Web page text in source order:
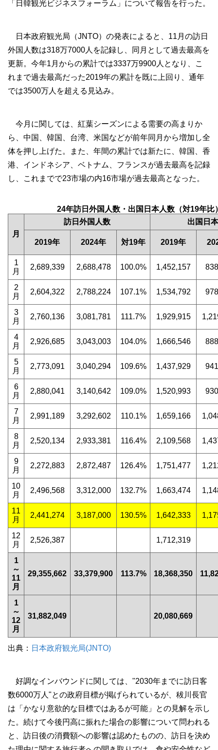
「日韓観光ビジネスフォーラム」について報告を行った。
日本政府観光局（JNTO）の発表によると、11月の訪日
外国人数は318万7000人を記録し、同月として過去最高を
更新。今年1月からの累計では3337万9900人となり、こ
れまで過去最高だった2019年の累計を既に上回り、通年
では3500万人を超える見込み。
今月に関しては、紅葉シーズンによる需要の高まりか
ら、中国、韓国、台湾、米国などが前年同月から増加し全
体を押し上げた。また、年間の累計では新たに、韓国、香
港、インドネシア、ベトナム、フランスが過去最高を記録
し、これまでで23市場の内16市場が過去最高となった。
24年訪日外国人数・出国日本人数（対19年比
月
訪日外国人数 出国日
2019年 2024年 対19年 2019年
1
月
2,689,339 2,688,478 100.0% 1,452,157
2
月
2,604,322 2,788,224 107.1% 1,534,792
3
月
2,760,136 3,081,781 111.7% 1,929,915
4
月
2,926,685 3,043,003 104.0% 1,666,546
5
月
2,773,091 3,040,294 109.6% 1,437,929
6
月
2,880,041 3,140,642 109.0% 1,520,993
7
月
2,991,189 3,292,602 110.1% 1,659,166
8
月
2,520,134 2,933,381 116.4% 2,109,568
9
月
2,272,883 2,872,487 126.4% 1,751,477
10
月
2,496,568 3,312,000 132.7% 1,663,474
11
月
2,441,274 3,187,000 130.5% 1,642,333
12
月
2,526,387 1,712,319
1
～
11
月
29,355,662 33,379,900 113.7% 18,368,350
1
～
12
月
31,882,049 20,080,669
出典： 日本政府観光局(JNTO)
好調なインバウンドに関しては、"2030年までに訪日客
数6000万人"との政府目標が掲げられているが、秡川長官
は「かなり意欲的な目標ではあるが可能」との見解を示し
た。続けて今後円高に振れた場合の影響について問われる
と、訪日後の消費額への影響は認めたものの、訪日を決め